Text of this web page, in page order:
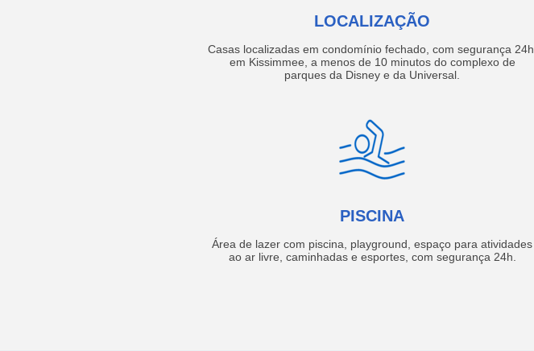
LOCALIZAÇÃO
Casas localizadas em condomínio fechado, com segurança 24h,
em Kissimmee, a menos de 10 minutos do complexo de
parques da Disney e da Universal.
PISCINA
Área de lazer com piscina, playground, espaço para atividades
ao ar livre, caminhadas e esportes, com segurança 24h.